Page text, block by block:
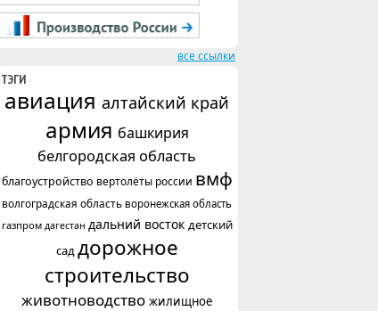
все ссылки
ТЭГИ
авиация алтайский край
армия башкирия
белгородская область
благоустройство вертолёты россии вмф
волгоградская область воронежская область
газпром дагестан дальний восток детский
саддорожное
строительство
животноводство жилищное